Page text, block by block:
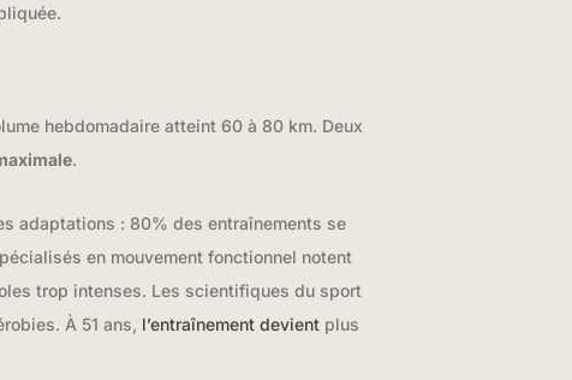
hebdomadaire atteint 60 à 80 km. Deux
.
adaptations : 80% des entraînements se
en mouvement fonctionnel notent
trop intenses. Les scientifiques du sport
À 51 ans, l’entraînement devient plus